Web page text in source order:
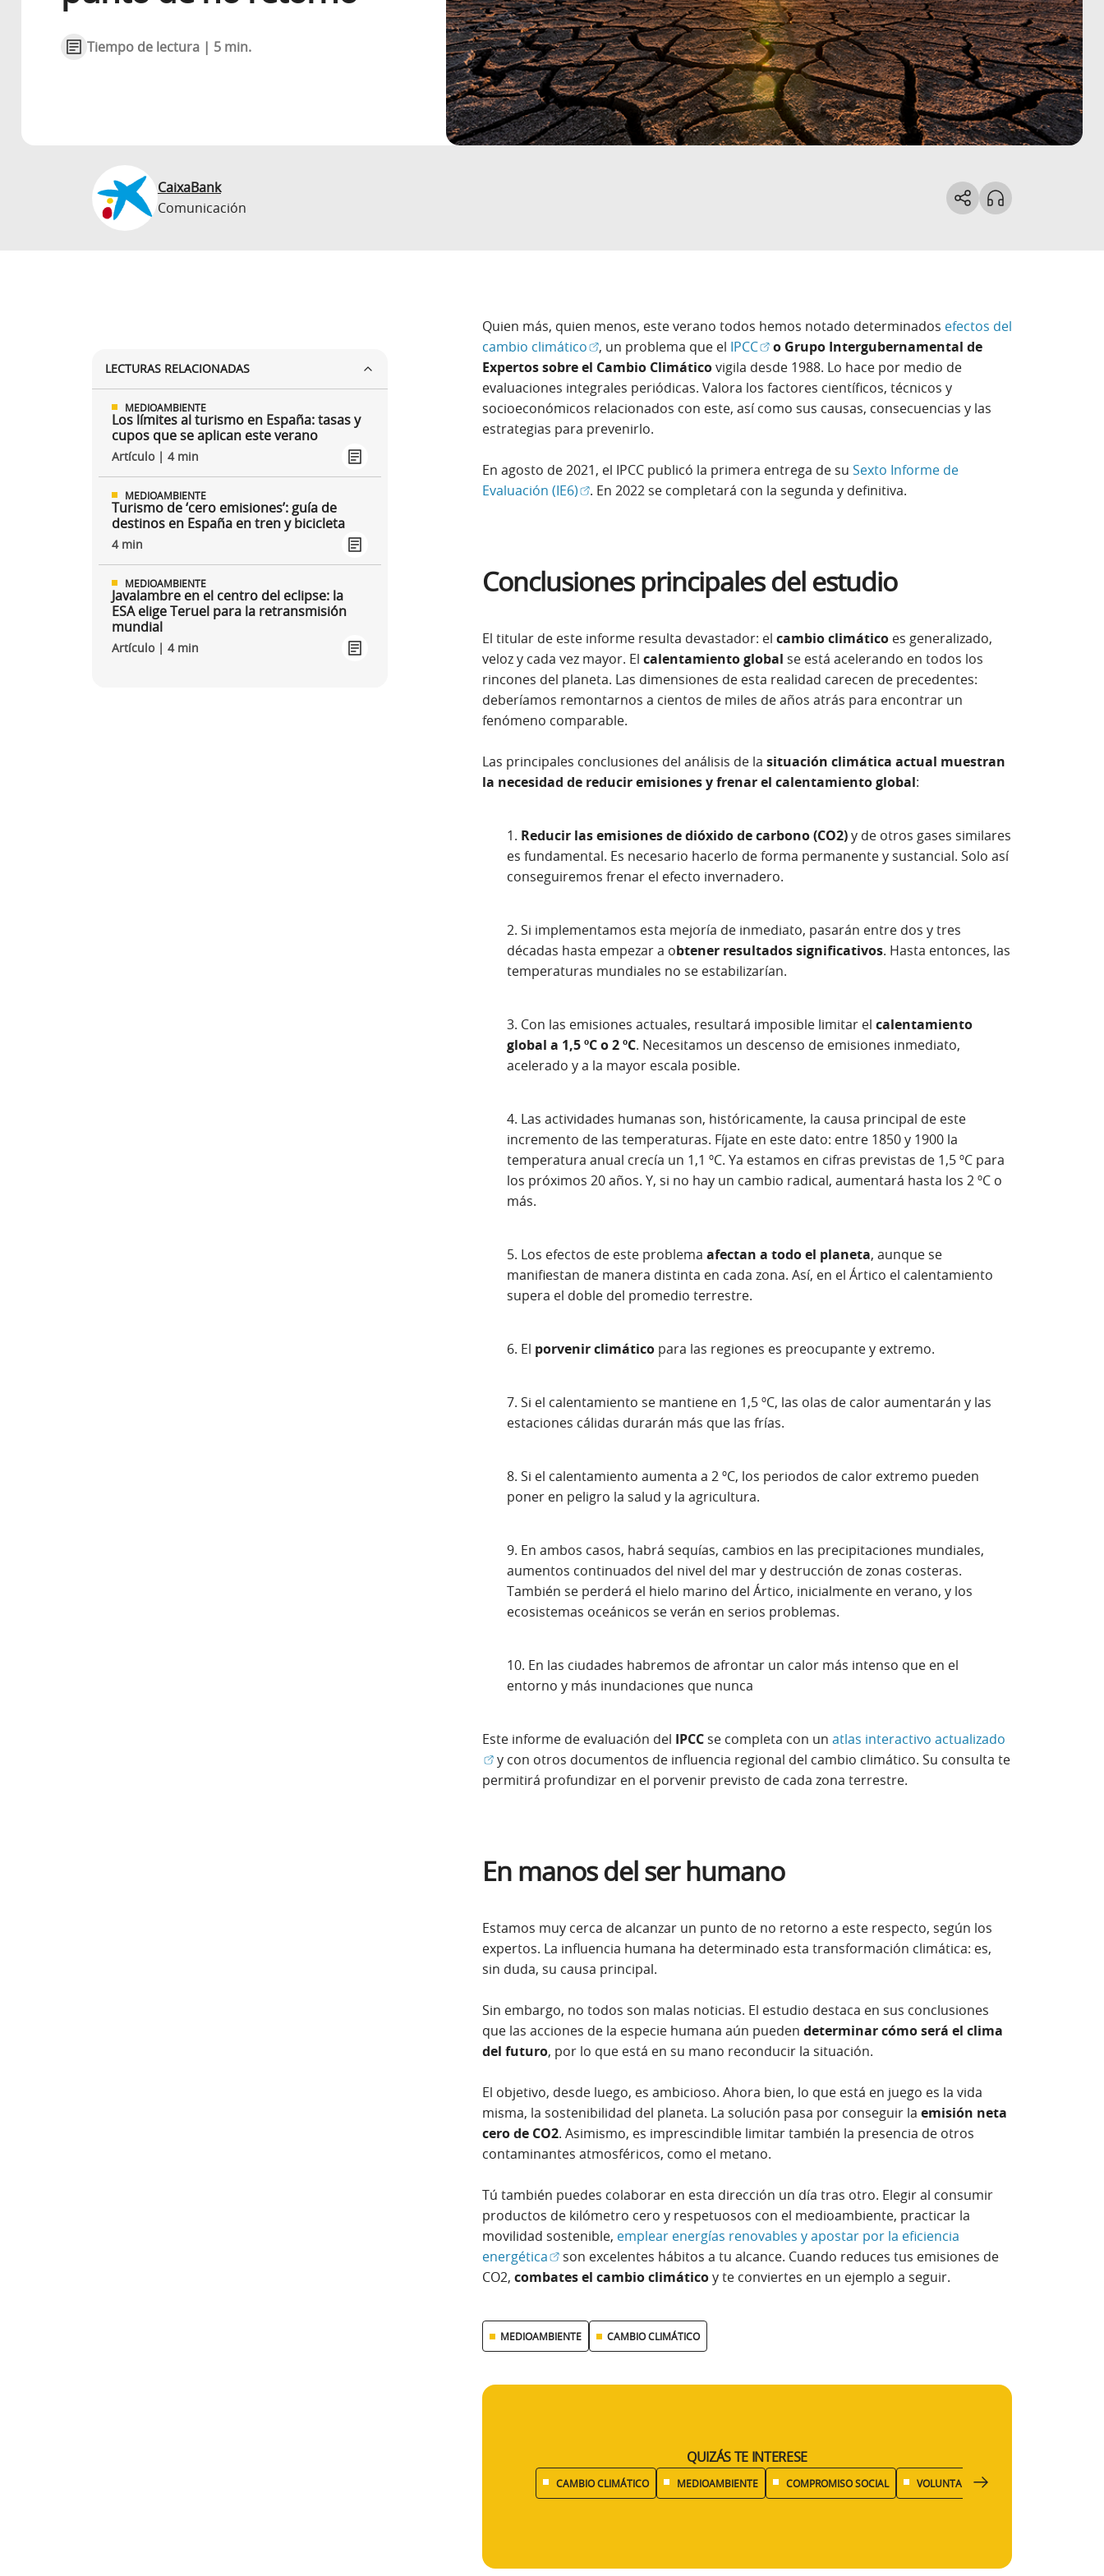
Tiempo de lectura | 5 min.
CaixaBank
Comunicación
LECTURAS RELACIONADAS
MEDIOAMBIENTE
Los límites al turismo en España: tasas y
cupos que se aplican este verano
Artículo | 4 min
MEDIOAMBIENTE
Turismo de ‘cero emisiones’: guía de
destinos en España en tren y bicicleta
4 min
MEDIOAMBIENTE
Javalambre en el centro del eclipse: la
ESA elige Teruel para la retransmisión
mundial
Artículo | 4 min
Quien más, quien menos, este verano todos hemos notado determinados efectos del
cambio climático(Abrir en ventana nueva)
, un problema que el IPCC(Abrir en ventana nueva)
o Grupo Intergubernamental de
Expertos sobre el Cambio Climáticovigila desde 1988. Lo hace por medio de
evaluaciones integrales periódicas. Valora los factores científicos, técnicos y
socioeconómicos relacionados con este, así como sus causas, consecuencias y las
estrategias para prevenirlo.
En agosto de 2021, el IPCC publicó la primera entrega de su Sexto Informe de
Evaluación (IE6)(Abrir en ventana nueva)
. En 2022 se completará con la segunda y definitiva.
Conclusiones principales del estudio
El titular de este informe resulta devastador: el cambio climáticoes generalizado,
veloz y cada vez mayor. El calentamiento global se está acelerando en todos los
rincones del planeta. Las dimensiones de esta realidad carecen de precedentes:
deberíamos remontarnos a cientos de miles de años atrás para encontrar un
fenómeno comparable.
Las principales conclusiones del análisis de la situación climática actual muestran
la necesidad de reducir emisiones y frenar el calentamiento global:
1. Reducir las emisiones de dióxido de carbono (CO2)y de otros gases similares
es fundamental. Es necesario hacerlo de forma permanente y sustancial. Solo así
conseguiremos frenar el efecto invernadero.
2. Si implementamos esta mejoría de inmediato, pasarán entre dos y tres
décadas hasta empezar a obtener resultados significativos. Hasta entonces, las
temperaturas mundiales no se estabilizarían.
3. Con las emisiones actuales, resultará imposible limitar el calentamiento
global a 1,5 ºC o 2 ºC. Necesitamos un descenso de emisiones inmediato,
acelerado y a la mayor escala posible.
4. Las actividades humanas son, históricamente, la causa principal de este
incremento de las temperaturas. Fíjate en este dato: entre 1850 y 1900 la
temperatura anual crecía un 1,1 ºC. Ya estamos en cifras previstas de 1,5 ºC para
los próximos 20 años. Y, si no hay un cambio radical, aumentará hasta los 2 ºC o
más.
5. Los efectos de este problema afectan a todo el planeta, aunque se
manifiestan de manera distinta en cada zona. Así, en el Ártico el calentamiento
supera el doble del promedio terrestre.
6. El porvenir climáticopara las regiones es preocupante y extremo.
7. Si el calentamiento se mantiene en 1,5 ºC, las olas de calor aumentarán y las
estaciones cálidas durarán más que las frías.
8. Si el calentamiento aumenta a 2 ºC, los periodos de calor extremo pueden
poner en peligro la salud y la agricultura.
9. En ambos casos, habrá sequías, cambios en las precipitaciones mundiales,
aumentos continuados del nivel del mar y destrucción de zonas costeras.
También se perderá el hielo marino del Ártico, inicialmente en verano, y los
ecosistemas oceánicos se verán en serios problemas.
10. En las ciudades habremos de afrontar un calor más intenso que en el
entorno y más inundaciones que nunca
Este informe de evaluación del IPCCse completa con un atlas interactivo actualizado(Abrir en
y con otros documentos de influencia regional del cambio climático. Su consulta te
permitirá profundizar en el porvenir previsto de cada zona terrestre.
En manos del ser humano
Estamos muy cerca de alcanzar un punto de no retorno a este respecto, según los
expertos. La influencia humana ha determinado esta transformación climática: es,
sin duda, su causa principal.
Sin embargo, no todos son malas noticias. El estudio destaca en sus conclusiones
que las acciones de la especie humana aún pueden determinar cómo será el clima
del futuro, por lo que está en su mano reconducir la situación.
El objetivo, desde luego, es ambicioso. Ahora bien, lo que está en juego es la vida
misma, la sostenibilidad del planeta. La solución pasa por conseguir la emisión neta
cero de CO2. Asimismo, es imprescindible limitar también la presencia de otros
contaminantes atmosféricos, como el metano.
Tú también puedes colaborar en esta dirección un día tras otro. Elegir al consumir
productos de kilómetro cero y respetuosos con el medioambiente, practicar la
movilidad sostenible, emplear energías renovables y apostar por la eficiencia
energética(Abrir en ventana nueva)
son excelentes hábitos a tu alcance. Cuando reduces tus emisiones de
CO2, combates el cambio climáticoy te conviertes en un ejemplo a seguir.
MEDIOAMBIENTE CAMBIO CLIMÁTICO
QUIZÁS TE INTERESE
CAMBIO CLIMÁTICO MEDIOAMBIENTE COMPROMISO SOCIAL VOLUNTARIADO